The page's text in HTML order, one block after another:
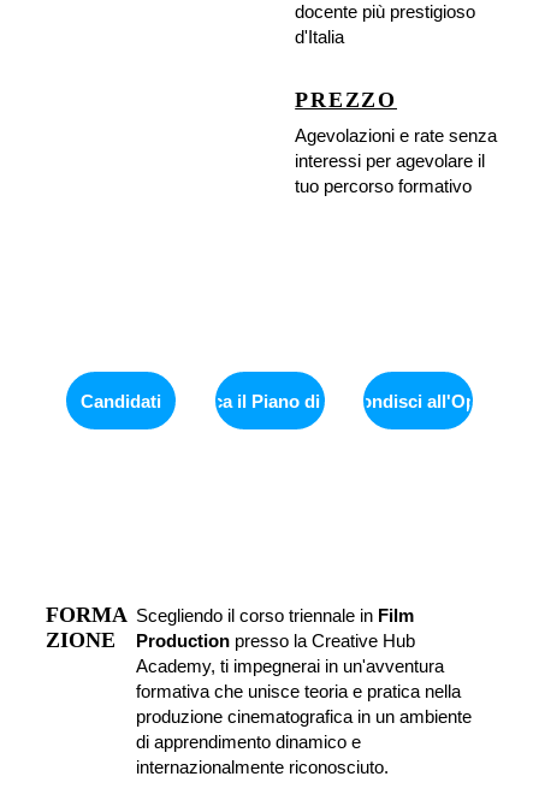
docente più prestigioso
d'Italia
PREZZO
Agevolazioni e rate senza
interessi per agevolare il
tuo percorso formativo
Candidati Scarica il Piano di StudiApprofondisci all'Open Day
FORMA
ZIONE
Scegliendo il corso triennale in Film
Production presso la Creative Hub
Academy, ti impegnerai in un'avventura
formativa che unisce teoria e pratica nella
produzione cinematografica in un ambiente
di apprendimento dinamico e
internazionalmente riconosciuto.